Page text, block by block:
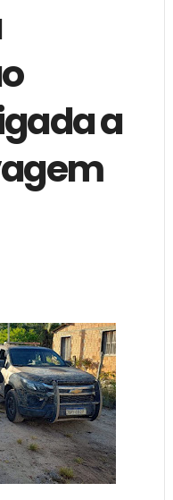
a